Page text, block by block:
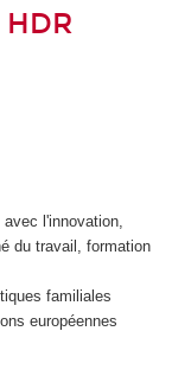
l'innovation,
du travail, formation
familiales
européennes